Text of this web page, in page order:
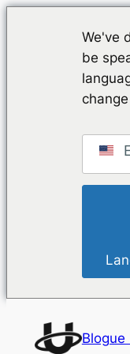
We've
be
Blogue